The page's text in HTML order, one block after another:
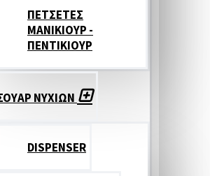
ΠΕΤΣΕΤΕΣ
ΜΑΝΙΚΙΟΥΡ -
ΠΕΝΤΙΚΙΟΥΡ
ΝΥΧΙΩΝ
DISPENSER